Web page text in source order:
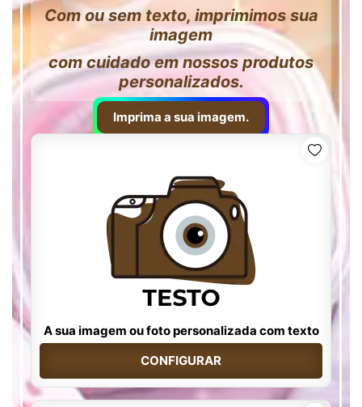
Com ou sem texto, imprimimos sua
imagem
com cuidado em nossos produtos
personalizados.
Imprima a sua imagem.
A sua imagem ou foto personalizada com texto
CONFIGURAR